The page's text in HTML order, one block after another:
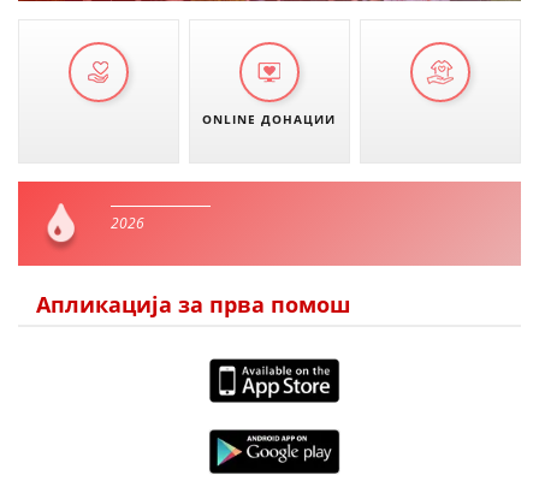
ONLINE ДОНАЦИИ
2026
Апликација за прва помош